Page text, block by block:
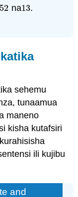
52
52 na13
13.
sehemu
tunaamua
maneno
kisha kutafsiri
ili kujibu
and